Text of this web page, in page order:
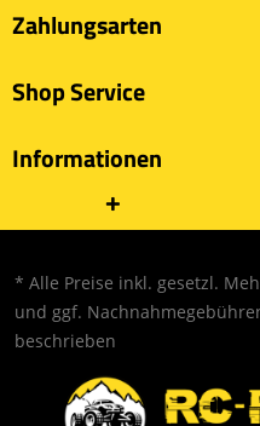
Zahlungsarten
Shop Service
Informationen
* Alle Preise inkl. gesetzl.
und ggf.
beschrieben